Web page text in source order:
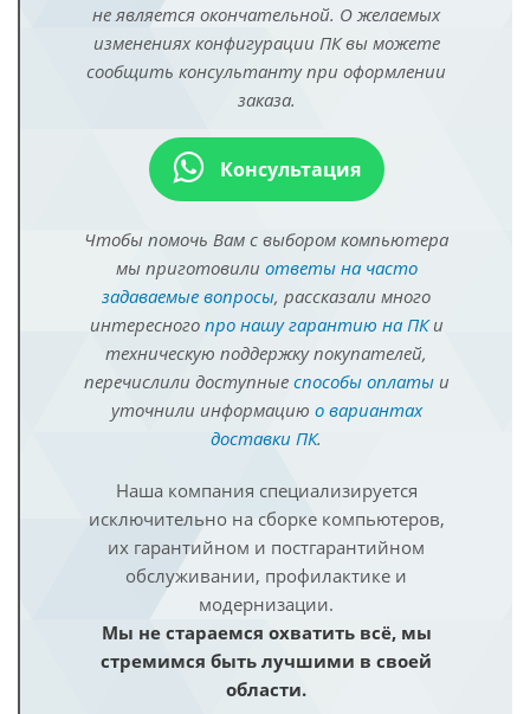
не является окончательной. О желаемых
изменениях конфигурации ПК вы можете
сообщить консультанту при оформлении
заказа.
Консультация
Чтобы помочь Вам с выбором компьютера
мы приготовили ответы на часто
задаваемые вопросы, рассказали много
интересного про нашу гарантию на ПКи
техническую поддержку покупателей,
перечислили доступные способы оплатыи
уточнили информацию о вариантах
доставки ПК.
Наша компания специализируется
исключительно на сборке компьютеров,
их гарантийном и постгарантийном
обслуживании, профилактике и
модернизации.
Мы не стараемся охватить всё, мы
стремимся быть лучшими в своей
области.